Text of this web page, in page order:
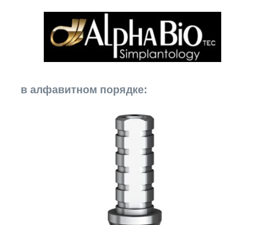
в алфавитном порядке: